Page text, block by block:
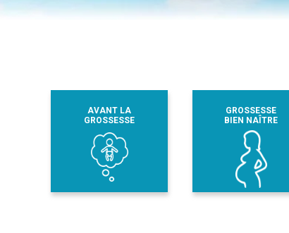
AVANT LA
GROSSESSE
GROSSESSE
BIEN NAÎTRE